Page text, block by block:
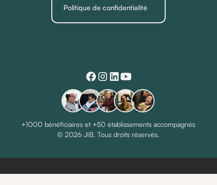
Politique de confidentialité
© 2026 JIB. Tous droits réservés.
+1000 bénéficiaires et +50 établissements accompagnés